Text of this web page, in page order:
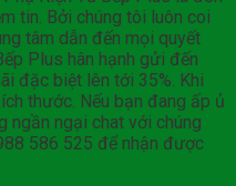
tin. Bởi chúng tôi luôn coi
tâm dẫn đến mọi quyết
Plus hân hạnh gửi đến
đặc biệt lên tới 35%. Khi
thước. Nếu bạn đang ấp ủ
ngần ngại chat với chúng
586 525 để nhận được